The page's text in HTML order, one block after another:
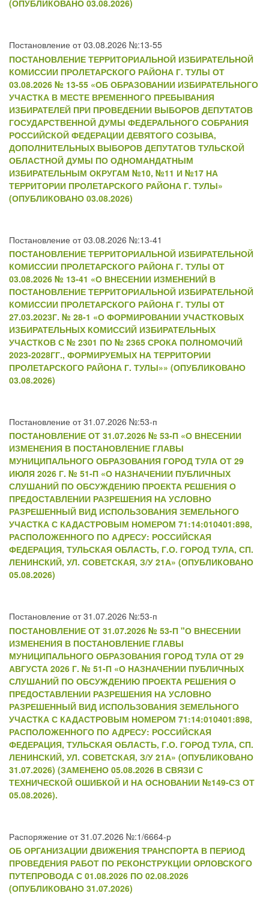
(ОПУБЛИКОВАНО 03.08.2026)
Постановление от 03.08.2026 №:13-55
ПОСТАНОВЛЕНИЕ ТЕРРИТОРИАЛЬНОЙ ИЗБИРАТЕЛЬНОЙ
КОМИССИИ ПРОЛЕТАРСКОГО РАЙОНА Г. ТУЛЫ ОТ
03.08.2026 № 13-55 «ОБ ОБРАЗОВАНИИ ИЗБИРАТЕЛЬНОГО
УЧАСТКА В МЕСТЕ ВРЕМЕННОГО ПРЕБЫВАНИЯ
ИЗБИРАТЕЛЕЙ ПРИ ПРОВЕДЕНИИ ВЫБОРОВ ДЕПУТАТОВ
ГОСУДАРСТВЕННОЙ ДУМЫ ФЕДЕРАЛЬНОГО СОБРАНИЯ
РОССИЙСКОЙ ФЕДЕРАЦИИ ДЕВЯТОГО СОЗЫВА,
ДОПОЛНИТЕЛЬНЫХ ВЫБОРОВ ДЕПУТАТОВ ТУЛЬСКОЙ
ОБЛАСТНОЙ ДУМЫ ПО ОДНОМАНДАТНЫМ
ИЗБИРАТЕЛЬНЫМ ОКРУГАМ №10, №11 И №17 НА
ТЕРРИТОРИИ ПРОЛЕТАРСКОГО РАЙОНА Г. ТУЛЫ»
(ОПУБЛИКОВАНО 03.08.2026)
Постановление от 03.08.2026 №:13-41
ПОСТАНОВЛЕНИЕ ТЕРРИТОРИАЛЬНОЙ ИЗБИРАТЕЛЬНОЙ
КОМИССИИ ПРОЛЕТАРСКОГО РАЙОНА Г. ТУЛЫ ОТ
03.08.2026 № 13-41 «О ВНЕСЕНИИ ИЗМЕНЕНИЙ В
ПОСТАНОВЛЕНИЕ ТЕРРИТОРИАЛЬНОЙ ИЗБИРАТЕЛЬНОЙ
КОМИССИИ ПРОЛЕТАРСКОГО РАЙОНА Г. ТУЛЫ ОТ
27.03.2023Г. № 28-1 «О ФОРМИРОВАНИИ УЧАСТКОВЫХ
ИЗБИРАТЕЛЬНЫХ КОМИССИЙ ИЗБИРАТЕЛЬНЫХ
УЧАСТКОВ С № 2301 ПО № 2365 СРОКА ПОЛНОМОЧИЙ
2023-2028ГГ., ФОРМИРУЕМЫХ НА ТЕРРИТОРИИ
ПРОЛЕТАРСКОГО РАЙОНА Г. ТУЛЫ»» (ОПУБЛИКОВАНО
03.08.2026)
Постановление от 31.07.2026 №:53-п
ПОСТАНОВЛЕНИЕ ОТ 31.07.2026 № 53-П «О ВНЕСЕНИИ
ИЗМЕНЕНИЯ В ПОСТАНОВЛЕНИЕ ГЛАВЫ
МУНИЦИПАЛЬНОГО ОБРАЗОВАНИЯ ГОРОД ТУЛА ОТ 29
ИЮЛЯ 2026 Г. № 51-П «О НАЗНАЧЕНИИ ПУБЛИЧНЫХ
СЛУШАНИЙ ПО ОБСУЖДЕНИЮ ПРОЕКТА РЕШЕНИЯ О
ПРЕДОСТАВЛЕНИИ РАЗРЕШЕНИЯ НА УСЛОВНО
РАЗРЕШЕННЫЙ ВИД ИСПОЛЬЗОВАНИЯ ЗЕМЕЛЬНОГО
УЧАСТКА С КАДАСТРОВЫМ НОМЕРОМ 71:14:010401:898,
РАСПОЛОЖЕННОГО ПО АДРЕСУ: РОССИЙСКАЯ
ФЕДЕРАЦИЯ, ТУЛЬСКАЯ ОБЛАСТЬ, Г.О. ГОРОД ТУЛА, СП.
ЛЕНИНСКИЙ, УЛ. СОВЕТСКАЯ, З/У 21А» (ОПУБЛИКОВАНО
05.08.2026)
Постановление от 31.07.2026 №:53-п
ПОСТАНОВЛЕНИЕ ОТ 31.07.2026 № 53-П "О ВНЕСЕНИИ
ИЗМЕНЕНИЯ В ПОСТАНОВЛЕНИЕ ГЛАВЫ
МУНИЦИПАЛЬНОГО ОБРАЗОВАНИЯ ГОРОД ТУЛА ОТ 29
АВГУСТА 2026 Г. № 51-П «О НАЗНАЧЕНИИ ПУБЛИЧНЫХ
СЛУШАНИЙ ПО ОБСУЖДЕНИЮ ПРОЕКТА РЕШЕНИЯ О
ПРЕДОСТАВЛЕНИИ РАЗРЕШЕНИЯ НА УСЛОВНО
РАЗРЕШЕННЫЙ ВИД ИСПОЛЬЗОВАНИЯ ЗЕМЕЛЬНОГО
УЧАСТКА С КАДАСТРОВЫМ НОМЕРОМ 71:14:010401:898,
РАСПОЛОЖЕННОГО ПО АДРЕСУ: РОССИЙСКАЯ
ФЕДЕРАЦИЯ, ТУЛЬСКАЯ ОБЛАСТЬ, Г.О. ГОРОД ТУЛА, СП.
ЛЕНИНСКИЙ, УЛ. СОВЕТСКАЯ, З/У 21А» (ОПУБЛИКОВАНО
31.07.2026) (ЗАМЕНЕНО 05.08.2026 В СВЯЗИ С
ТЕХНИЧЕСКОЙ ОШИБКОЙ И НА ОСНОВАНИИ №149-СЗ ОТ
05.08.2026).
Распоряжение от 31.07.2026 №:1/6664-р
ОБ ОРГАНИЗАЦИИ ДВИЖЕНИЯ ТРАНСПОРТА В ПЕРИОД
ПРОВЕДЕНИЯ РАБОТ ПО РЕКОНСТРУКЦИИ ОРЛОВСКОГО
ПУТЕПРОВОДА С 01.08.2026 ПО 02.08.2026
(ОПУБЛИКОВАНО 31.07.2026)